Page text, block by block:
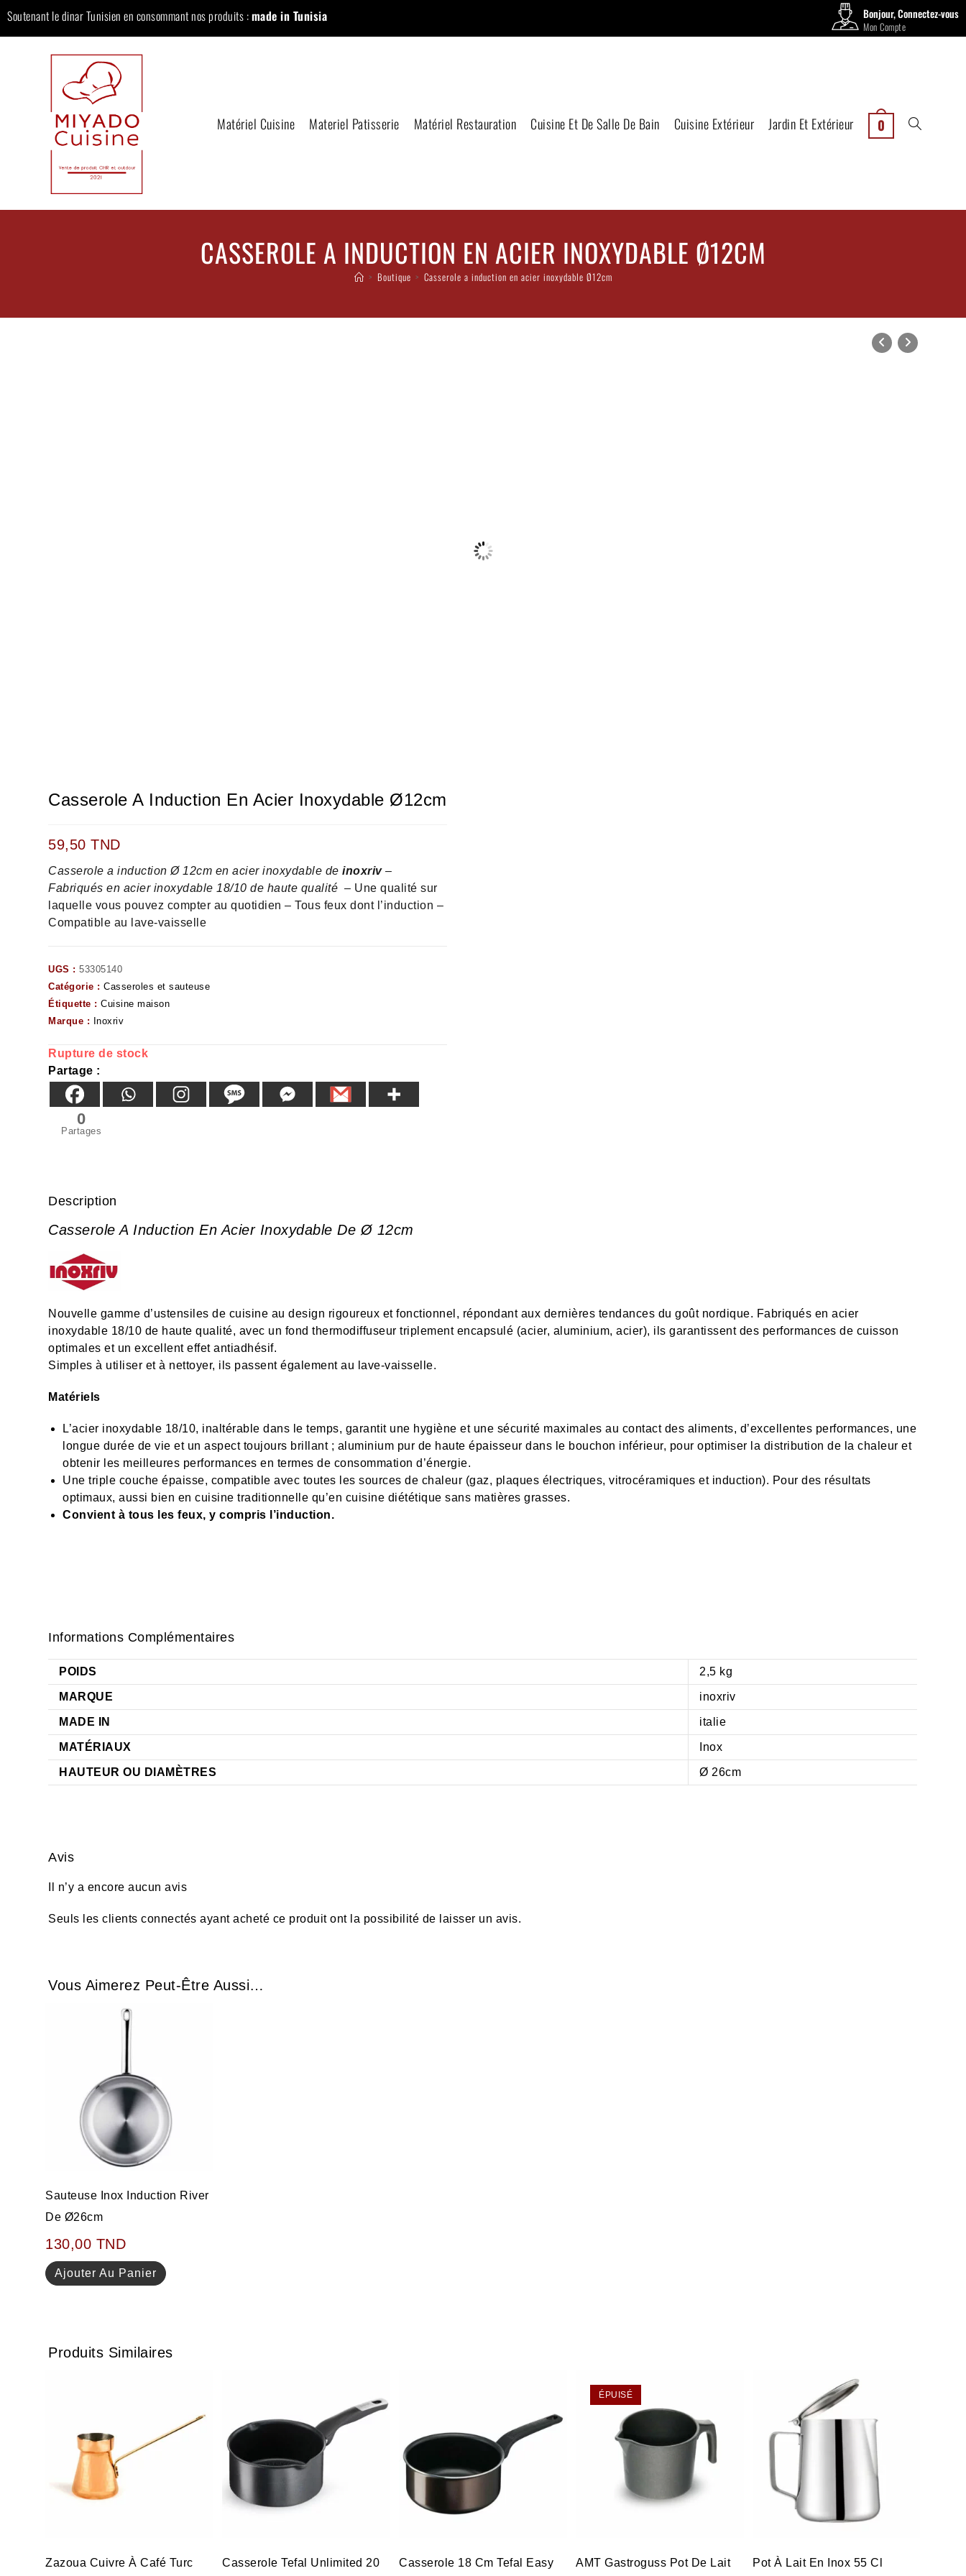
Soutenant le dinar Tunisien en consommant nos produits :made in Tunisia Bonjour, Connectez-vous
Mon Compte
Matériel Cuisine Materiel Patisserie Matériel Restauration Cuisine Et De Salle De Bain Cuisine Extérieur Jardin Et Extérieur 0
CASSEROLE A INDUCTION EN ACIER INOXYDABLE Ø12CM
> Boutique > Casserole a induction en acier inoxydable Ø12cm
Casserole A Induction En Acier Inoxydable Ø12cm
59,50TND
Casserole a induction Ø 12cm en acier inoxydable deinoxriv–
Fabriqués en acier inoxydable 18/10 de haute qualité – Une qualité sur
laquelle vous pouvez compter au quotidien – Tous feux dont l’induction –
Compatible au lave-vaisselle
UGS :53305140
Catégorie :Casseroles et sauteuse
Étiquette :Cuisine maison
Marque :
Inoxriv
Rupture de stock
Partage :
0
Partages
Description
Casserole A Induction En Acier Inoxydable De Ø 12cm
Nouvelle gamme d’ustensiles de cuisine au design rigoureux et fonctionnel, répondant aux dernières tendances du goût nordique. Fabriqués en acier
inoxydable 18/10 de haute qualité, avec un fond thermodiffuseur triplement encapsulé (acier, aluminium, acier), ils garantissent des performances de cuisson
optimales et un excellent effet antiadhésif.
Simples à utiliser et à nettoyer, ils passent également au lave-vaisselle.
Matériels
L’acier inoxydable 18/10, inaltérable dans le temps, garantit une hygiène et une sécurité maximales au contact des aliments, d’excellentes performances, une
longue durée de vie et un aspect toujours brillant ; aluminium pur de haute épaisseur dans le bouchon inférieur, pour optimiser la distribution de la chaleur et
obtenir les meilleures performances en termes de consommation d’énergie.
Une triple couche épaisse, compatible avec toutes les sources de chaleur (gaz, plaques électriques, vitrocéramiques et induction). Pour des résultats
optimaux, aussi bien en cuisine traditionnelle qu’en cuisine diététique sans matières grasses.
Convient à tous les feux, y compris l’induction.
Informations Complémentaires
POIDS 2,5 kg
MARQUE inoxriv
MADE IN italie
MATÉRIAUX Inox
HAUTEUR OU DIAMÈTRES Ø 26cm
Avis
Il n’y a encore aucun avis
Seuls les clients connectés ayant acheté ce produit ont la possibilité de laisser un avis.
Vous Aimerez Peut-Être Aussi…
Sauteuse Inox Induction River
De Ø26cm
130,00 TND
Ajouter Au Panier
Produits Similaires
Zazoua Cuivre À Café Turc Casserole Tefal Unlimited 20 Casserole 18 Cm Tefal Easy
ÉPUISÉ
AMT Gastroguss Pot De Lait Pot À Lait En Inox 55 Cl